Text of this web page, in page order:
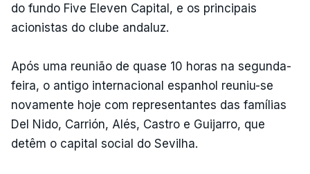
do fundo Five Eleven Capital, e os principais
acionistas do clube andaluz.
Após uma reunião de quase 10 horas na segunda-
feira, o antigo internacional espanhol reuniu-se
novamente hoje com representantes das famílias
Del Nido, Carrión, Alés, Castro e Guijarro, que
detêm o capital social do Sevilha.